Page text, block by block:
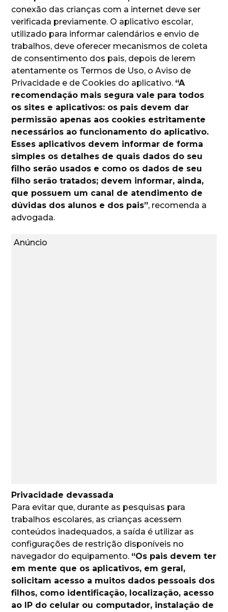
conexão das crianças com a internet deve ser
verificada previamente. O aplicativo escolar,
utilizado para informar calendários e envio de
trabalhos, deve oferecer mecanismos de coleta
de consentimento dos pais, depois de lerem
atentamente os Termos de Uso, o Aviso de
Privacidade e de Cookies do aplicativo. “A
recomendação mais segura vale para todos
os sites e aplicativos: os pais devem dar
permissão apenas aos cookies estritamente
necessários ao funcionamento do aplicativo.
Esses aplicativos devem informar de forma
simples os detalhes de quais dados do seu
filho serão usados e como os dados de seu
filho serão tratados; devem informar, ainda,
que possuem um canal de atendimento de
dúvidas dos alunos e dos pais”, recomenda a
advogada.
Anúncio
Privacidade devassada
Para evitar que, durante as pesquisas para
trabalhos escolares, as crianças acessem
conteúdos inadequados, a saída é utilizar as
configurações de restrição disponíveis no
navegador do equipamento. “Os pais devem ter
em mente que os aplicativos, em geral,
solicitam acesso a muitos dados pessoais dos
filhos, como identificação, localização, acesso
ao IP do celular ou computador, instalação de